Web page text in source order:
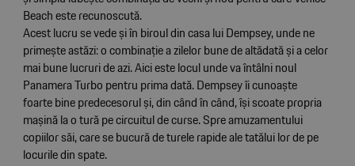
Beach este recunoscută.
Acest lucru se vede și în biroul din casa lui Dempsey, unde ne
primește astăzi: o combinaţie a zilelor bune de altădată și a celor
mai bune lucruri de azi. Aici este locul unde va întâlni noul
Panamera Turbo pentru prima dată. Dempsey îi cunoaște
foarte bine predecesorul și, din când în când, își scoate propria
mașină la o tură pe circuitul de curse. Spre amuzamentului
copiilor săi, care se bucură de turele rapide ale tatălui lor de pe
locurile din spate.